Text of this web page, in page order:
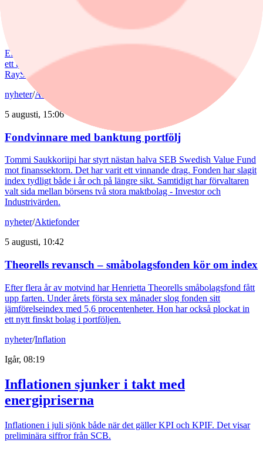
Spiltan Småbolagsfond lyfte i juli – tar in
Efter en svagare utveckling hittills i år fick Spiltan Småbolagsfond
ett tydligt lyft i juli. Mips bidrog mest till uppgången, medan
RaySearch Laboratories är ett nytt innehav i fonden.
nyheter/Aktiefonder
5 augusti, 15:06
Fondvinnare med banktung portfölj
Tommi Saukkoriipi har styrt nästan halva SEB Swedish Value Fund
mot finanssektorn. Det har varit ett vinnande drag. Fonden har slagit
index tydligt både i år och på längre sikt. Samtidigt har förvaltaren
valt sida mellan börsens två stora maktbolag - Investor och
Industrivärden.
nyheter/Aktiefonder
5 augusti, 10:42
Theorells revansch – småbolagsfonden kör om index
Efter flera år av motvind har Henrietta Theorells småbolagsfond fått
upp farten. Under årets första sex månader slog fonden sitt
jämförelseindex med 5,6 procentenheter. Hon har också plockat in
ett nytt finskt bolag i portföljen.
nyheter/Inflation
Igår, 08:19
Inflationen sjunker i takt med
energipriserna
Inflationen i juli sjönk både när det gäller KPI och KPIF. Det visar
preliminära siffror från SCB.